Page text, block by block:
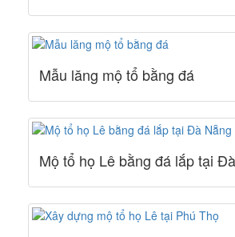
Mẫu lăng mộ tổ bằng đá
Mộ tổ họ Lê bằng đá lắp tại